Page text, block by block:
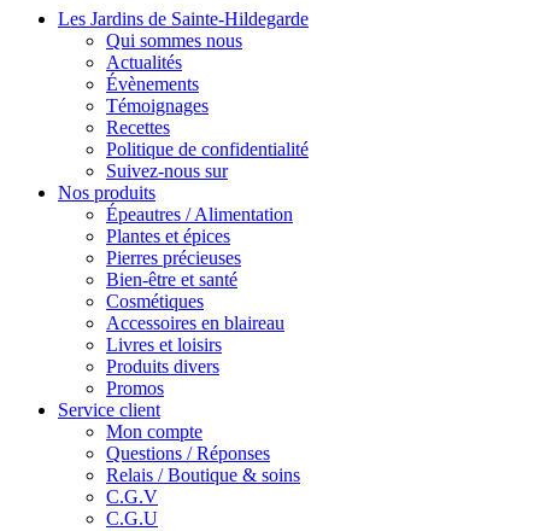
Les Jardins de Sainte-Hildegarde
Qui sommes nous
Actualités
Évènements
Témoignages
Recettes
Politique de confidentialité
Suivez-nous sur
Nos produits
Épeautres / Alimentation
Plantes et épices
Pierres précieuses
Bien-être et santé
Cosmétiques
Accessoires en blaireau
Livres et loisirs
Produits divers
Promos
Service client
Mon compte
Questions / Réponses
Relais / Boutique & soins
C.G.V
C.G.U